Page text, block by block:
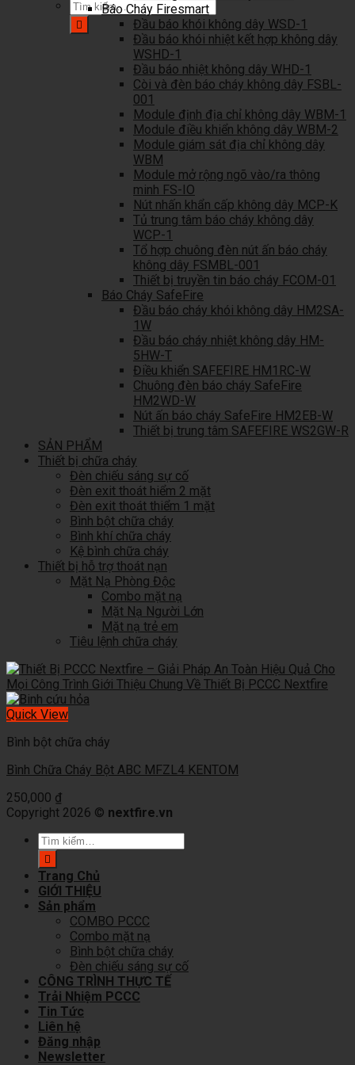
Tìm
kiếm:
Báo Cháy Firesmart
Đầu báo khói không dây WSD-1
Đầu báo khói nhiệt kết hợp không dây
WSHD-1
Đầu báo nhiệt không dây WHD-1
Còi và đèn báo cháy không dây FSBL-
001
Module định địa chỉ không dây WBM-1
Module điều khiển không dây WBM-2
Module giám sát địa chỉ không dây
WBM
Module mở rộng ngõ vào/ra thông
minh FS-IO
Nút nhấn khẩn cấp không dây MCP-K
Tủ trung tâm báo cháy không dây
WCP-1
Tổ hợp chuông đèn nút ấn báo cháy
không dây FSMBL-001
Thiết bị truyền tin báo cháy FCOM-01
Báo Cháy SafeFire
Đầu báo cháy khói không dây HM2SA-
1W
Đầu báo cháy nhiệt không dây HM-
5HW-T
Điều khiển SAFEFIRE HM1RC-W
Chuông đèn báo cháy SafeFire
HM2WD-W
Nút ấn báo cháy SafeFire HM2EB-W
Thiết bị trung tâm SAFEFIRE WS2GW-R
SẢN PHẨM
Thiết bị chữa cháy
Đèn chiếu sáng sự cố
Đèn exit thoát hiểm 2 mặt
Đèn exit thoát thiểm 1 mặt
Bình bột chữa cháy
Bình khí chữa cháy
Kệ bình chữa cháy
Thiết bị hỗ trợ thoát nạn
Mặt Nạ Phòng Độc
Combo mặt nạ
Mặt Nạ Người Lớn
Mặt nạ trẻ em
Tiêu lệnh chữa cháy
Quick View
Bình bột chữa cháy
Bình Chữa Cháy Bột ABC MFZL4 KENTOM
250,000 ₫
Copyright 2026 © nextfire.vn
Tìm
kiếm:
Trang Chủ
GIỚI THIỆU
Sản phẩm
COMBO PCCC
Combo mặt nạ
Bình bột chữa cháy
Đèn chiếu sáng sự cố
CÔNG TRÌNH THỰC TẾ
Trải Nhiệm PCCC
Tin Tức
Liên hệ
Đăng nhập
Newsletter